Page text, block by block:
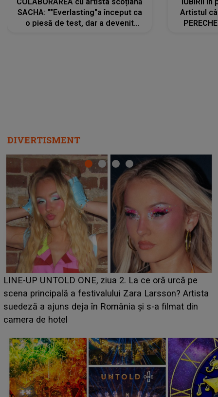
SACHA: ""Everlasting"a început ca
o piesă de test, dar a devenit
Artistul
DIVERTISMENT
Ce a dezvăluit noua concurentă din "Casa Iubirii" l-a
luat prin surprindere pe Emanuel. CINE ESTE
BĂIATUL VIZAT de Alexandra?! Aflându-se în fața
faptului împlinit, A RECUNOSCUT IMEDIAT: "Am